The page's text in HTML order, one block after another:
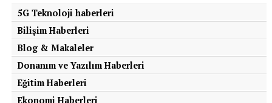
5G Teknoloji haberleri
Bilişim Haberleri
Blog & Makaleler
Donanım ve Yazılım Haberleri
Eğitim Haberleri
Ekonomi Haberleri